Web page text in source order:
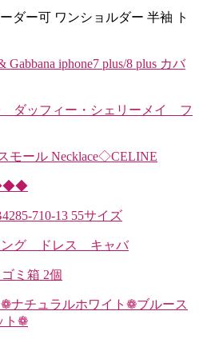
ーダー可 ワンショルダー 半袖 ト
Gabbana iphone7 plus/8 plus カバ
ダッフィー・シェリーメイ フ
モール Necklace◇CELINE
710-13 55サイズ
グ ドレス キャバ
ミ箱 2個
❁ナチュラルホワイト❁ブルース
ト❁